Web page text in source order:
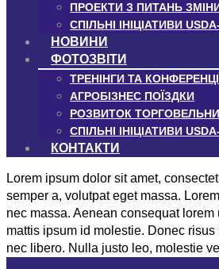
ПРОЕКТИ З ПИТАНЬ
СПІЛЬНІ ІНІЦІАТИВИ
НОВИНИ
ФОТОЗВІТИ
ТРЕНІНГИ ТА
АГРОБІЗНЕС ПОЇЗДКИ
РОЗВИТОК
СПІЛЬНІ ІНІЦІАТИВИ
КОНТАКТИ
Lorem ipsum dolor sit amet,
semper a, volutpat eget massa.
nec massa. Aenean consequat
mattis ipsum id molestie. Donec
nec libero. Nulla justo leo, molestie